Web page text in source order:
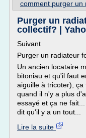
comment purger un
Purger un
collectif? |
Suivant
Purger un radiateur
Un ancien locataire
bitoniau et qu'il faut
aiguille à tricoter), ça
quand il n'y a plus
essayé et ça ne
dit qu'il y a un tout...
Lire la suite